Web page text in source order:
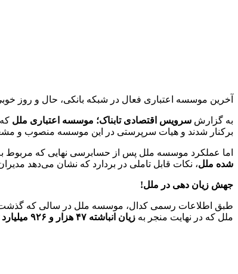
آخرین موسسه اعتباری فعال در شبکه بانکی، حال و روز
به گزارش سرویس اقتصادی تابناک؛ موسسه اعتباری ملل
برکنار شدند و هیات سرپرستی در این موسسه منصوب و
اما عملکرد موسسه ملل پس از حسابرسی نهایی که مربوط به سال مالی ۱۴۰۳ است، اخیرا در سامانه کدال در دسترس عموم قرار
شده ملل، نکات قابل تاملی در بردارد که نشان می‌دهد
جهش زیان دهی در ملل!
طبق اطلاعات رسمی کدال، موسسه ملل در سالی که
ملل که در نهایت منجر به زیان انباشته ۴۷ هزار و ۹۲۶ میلیارد تومانی